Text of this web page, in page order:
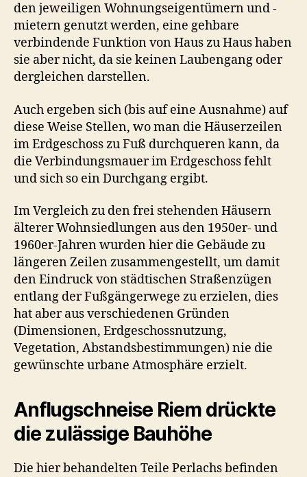
den jeweiligen Wohnungseigentümern und -
mietern genutzt werden, eine gehbare
verbindende Funktion von Haus zu Haus haben
sie aber nicht, da sie keinen Laubengang oder
dergleichen darstellen.
Auch ergeben sich (bis auf eine Ausnahme) auf
diese Weise Stellen, wo man die Häuserzeilen
im Erdgeschoss zu Fuß durchqueren kann, da
die Verbindungsmauer im Erdgeschoss fehlt
und sich so ein Durchgang ergibt.
Im Vergleich zu den frei stehenden Häusern
älterer Wohnsiedlungen aus den 1950er- und
1960er-Jahren wurden hier die Gebäude zu
längeren Zeilen zusammengestellt, um damit
den Eindruck von städtischen Straßenzügen
entlang der Fußgängerwege zu erzielen, dies
hat aber aus verschiedenen Gründen
(Dimensionen, Erdgeschossnutzung,
Vegetation, Abstandsbestimmungen) nie die
gewünschte urbane Atmosphäre erzielt.
Anflugschneise Riem drückte
die zulässige Bauhöhe
Die hier behandelten Teile Perlachs befinden